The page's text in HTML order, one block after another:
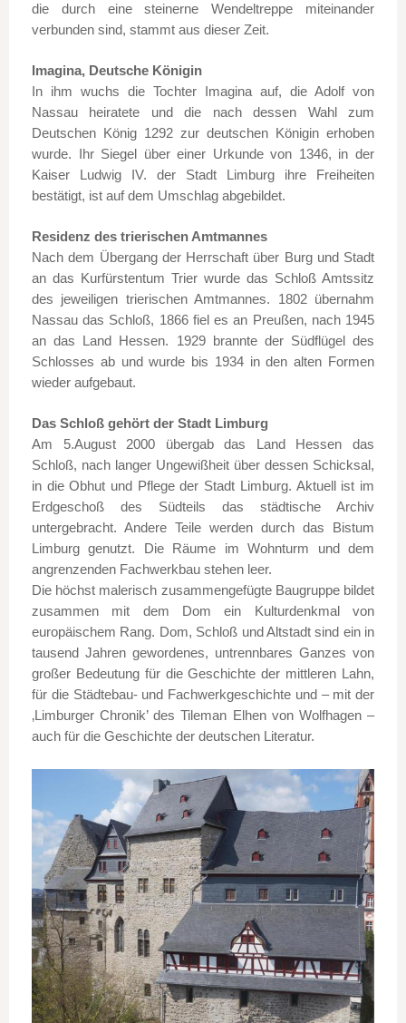
die durch eine steinerne Wendeltreppe miteinander
verbunden sind, stammt aus dieser Zeit.
Imagina, Deutsche Königin
In ihm wuchs die Tochter Imagina auf, die Adolf von
Nassau heiratete und die nach dessen Wahl zum
Deutschen König 1292 zur deutschen Königin erhoben
wurde. Ihr Siegel über einer Urkunde von 1346, in der
Kaiser Ludwig IV. der Stadt Limburg ihre Freiheiten
bestätigt, ist auf dem Umschlag abgebildet.
Residenz des trierischen Amtmannes
Nach dem Übergang der Herrschaft über Burg und Stadt
an das Kurfürstentum Trier wurde das Schloß Amtssitz
des jeweiligen trierischen Amtmannes. 1802 übernahm
Nassau das Schloß, 1866 fiel es an Preußen, nach 1945
an das Land Hessen. 1929 brannte der Südflügel des
Schlosses ab und wurde bis 1934 in den alten Formen
wieder aufgebaut.
Das Schloß gehört der Stadt Limburg
Am 5.August 2000 übergab das Land Hessen das
Schloß, nach langer Ungewißheit über dessen Schicksal,
in die Obhut und Pflege der Stadt Limburg. Aktuell ist im
Erdgeschoß des Südteils das städtische Archiv
untergebracht. Andere Teile werden durch das Bistum
Limburg genutzt. Die Räume im Wohnturm und dem
angrenzenden Fachwerkbau stehen leer.
Die höchst malerisch zusammengefügte Baugruppe bildet
zusammen mit dem Dom ein Kulturdenkmal von
europäischem Rang. Dom, Schloß und Altstadt sind ein in
tausend Jahren gewordenes, untrennbares Ganzes von
großer Bedeutung für die Geschichte der mittleren Lahn,
für die Städtebau- und Fachwerkgeschichte und – mit der
‚Limburger Chronik’ des Tileman Elhen von Wolfhagen –
auch für die Geschichte der deutschen Literatur.